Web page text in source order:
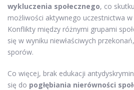
wykluczenia społecznego, co
możliwości aktywnego uczestnictwa w
Konflikty między różnymi grupami
się w wyniku niewłaściwych
sporów.
Co więcej, brak edukacji
się do pogłębiania nierówności